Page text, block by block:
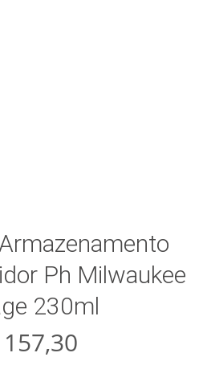
Ph Milwaukee
230ml
157,30